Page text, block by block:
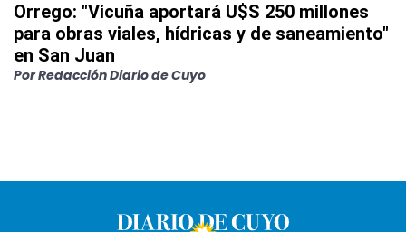
Orrego: "Vicuña aportará U$S 250 millones
para obras viales, hídricas y de saneamiento"
en San Juan
PorRedacción Diario de Cuyo